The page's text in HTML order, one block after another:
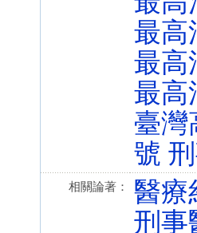
最高
最高
最高
臺灣
號
相關論著：
醫療
刑事